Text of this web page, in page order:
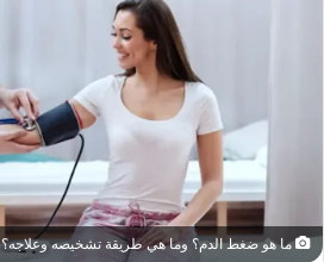
ما هو ضغط الدم؟ وما هي طريقة تشخيصه وعلاجه؟